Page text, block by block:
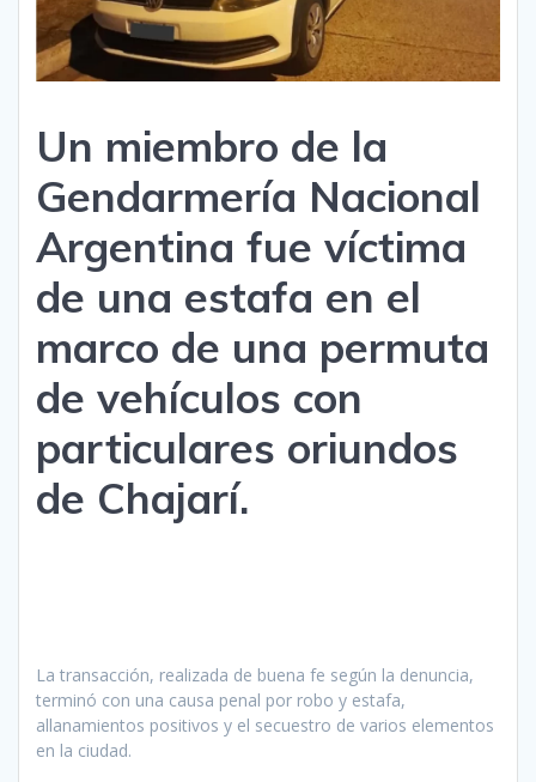
Un miembro de la
Gendarmería Nacional
Argentina fue víctima
de una estafa en el
marco de una permuta
de vehículos con
particulares oriundos
de Chajarí.
La transacción, realizada de buena fe según la denuncia,
terminó con una causa penal por robo y estafa,
allanamientos positivos y el secuestro de varios elementos
en la ciudad.